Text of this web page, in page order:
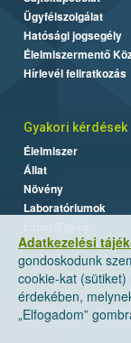
Adatkezelési
gondoskodunk
cookie-kat
érdekében,
„Elfogadom”
Ügyfélszolgálat
Hatósági jogsegély
Élelmiszermentő
Hírlevél feliratkozás
Gyakori kérdések
Élelmiszer
Állat
Növény
Laboratóriumok